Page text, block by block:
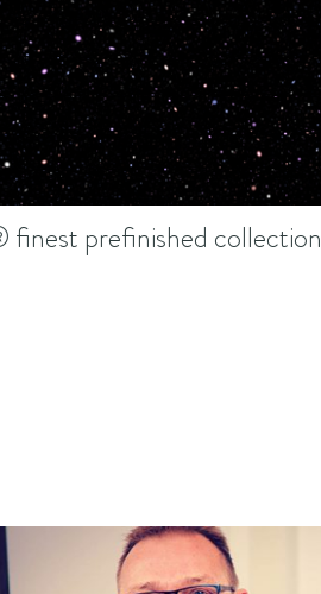
finest prefinished collection